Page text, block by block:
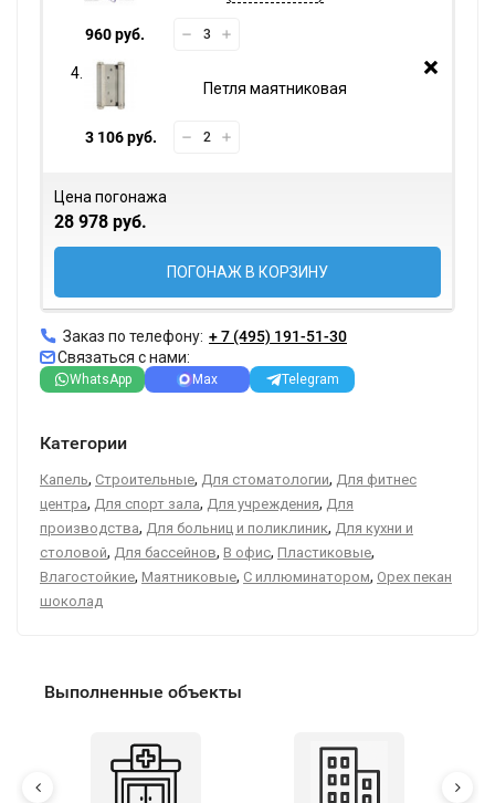
960 руб.
Петля маятниковая
3 106 руб.
Цена погонажа
28 978 руб.
ПОГОНАЖ В КОРЗИНУ
Заказ по телефону: + 7 (495) 191-51-30
Связаться с нами:
WhatsApp Max Telegram
Категории
Капель, Строительные, Для стоматологии, Для фитнес
центра, Для спорт зала, Для учреждения, Для
производства, Для больниц и поликлиник, Для кухни и
столовой, Для бассейнов, В офис, Пластиковые,
Влагостойкие, Маятниковые, С иллюминатором, Орех пекан
шоколад
Выполненные объекты